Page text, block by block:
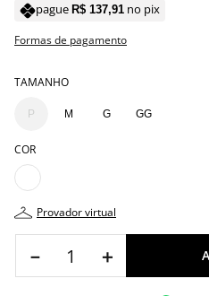
pague R$ 137,91 no pix
Formas de pagamento
TAMANHO
P M G GG
COR
provador virtual
＋
－